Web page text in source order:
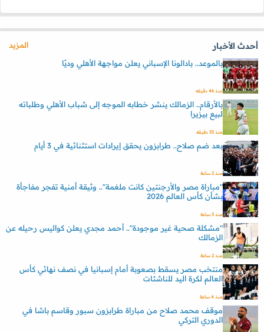
أحدث الأخبار
المزيد
بالموعد.. بادالونا الإسباني يعلن مواجهة الأهلي وديًا
منذ 46 دقيقه
بالأرقام.. الزمالك ينشر خطابه الموجه إلى شباب الأهلي وطلباته
لبيع بيزيرا
منذ 33 دقيقه
بعد ضم صلاح.. طرابزون يحقق إيرادات استثنائية في 3 أيام
منذ 2 ساعة
"مباراة مصر والأرجنتين كانت ملغمة".. وثيقة أمنية تفجر مفاجأة
بشأن كأس العالم 2026
منذ 3 ساعة
"مشكلة صحية غير موجودة".. أحمد مجدي يعلن كواليس رحيله عن
الزمالك
منذ 2 ساعة
منتخب مصر يسقط بصعوبة أمام إسبانيا في نصف نهائي كأس
العالم لكرة اليد للناشئات
منذ 4 ساعة
موقف محمد صلاح من مباراة طرابزون سبور وقاسم باشا في
الدوري التركي